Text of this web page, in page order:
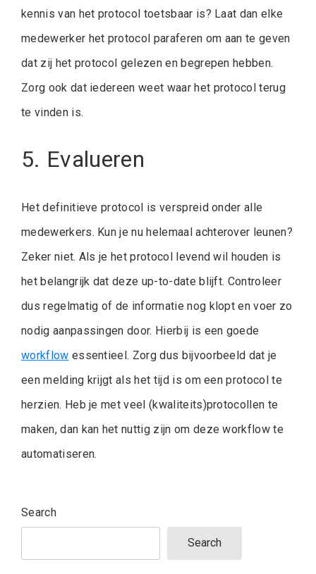
kennis van het protocol toetsbaar is? Laat dan elke
medewerker het protocol paraferen om aan te geven
dat zij het protocol gelezen en begrepen hebben.
Zorg ook dat iedereen weet waar het protocol terug
te vinden is.
5. Evalueren
Het definitieve protocol is verspreid onder alle
medewerkers. Kun je nu helemaal achterover leunen?
Zeker niet. Als je het protocol levend wil houden is
het belangrijk dat deze up-to-date blijft. Controleer
dus regelmatig of de informatie nog klopt en voer zo
nodig aanpassingen door. Hierbij is een goede
workflow essentieel. Zorg dus bijvoorbeeld dat je
een melding krijgt als het tijd is om een protocol te
herzien. Heb je met veel (kwaliteits)protocollen te
maken, dan kan het nuttig zijn om deze workflow te
automatiseren.
Search
Search